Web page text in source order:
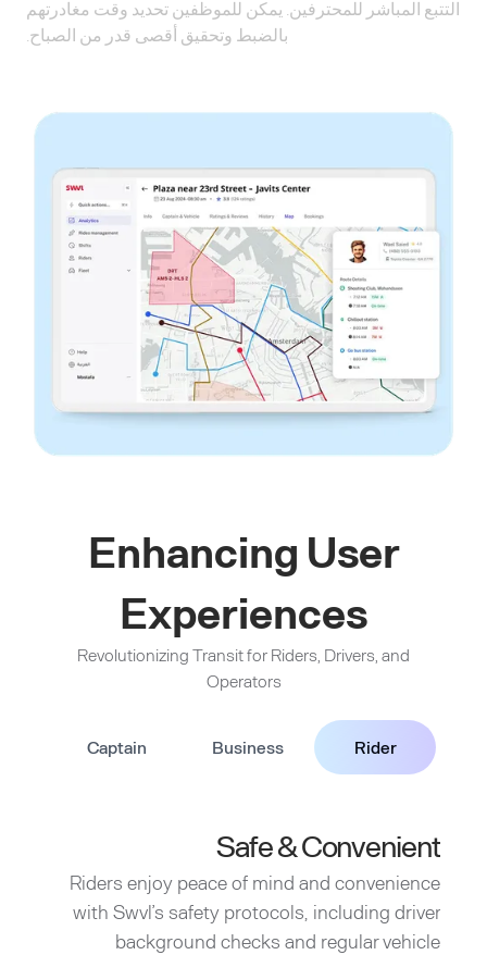
التتبع المباشر للمحترفين. يمكن للموظفين تحديد وقت مغادرتهم
بالضبط وتحقيق أقصى قدر من الصباح.
Enhancing User
Experiences
Revolutionizing Transit for Riders, Drivers, and
Operators
Rider
Business
Captain
Safe & Convenient
Riders enjoy peace of mind and convenience
with Swvl’s safety protocols, including driver
background checks and regular vehicle